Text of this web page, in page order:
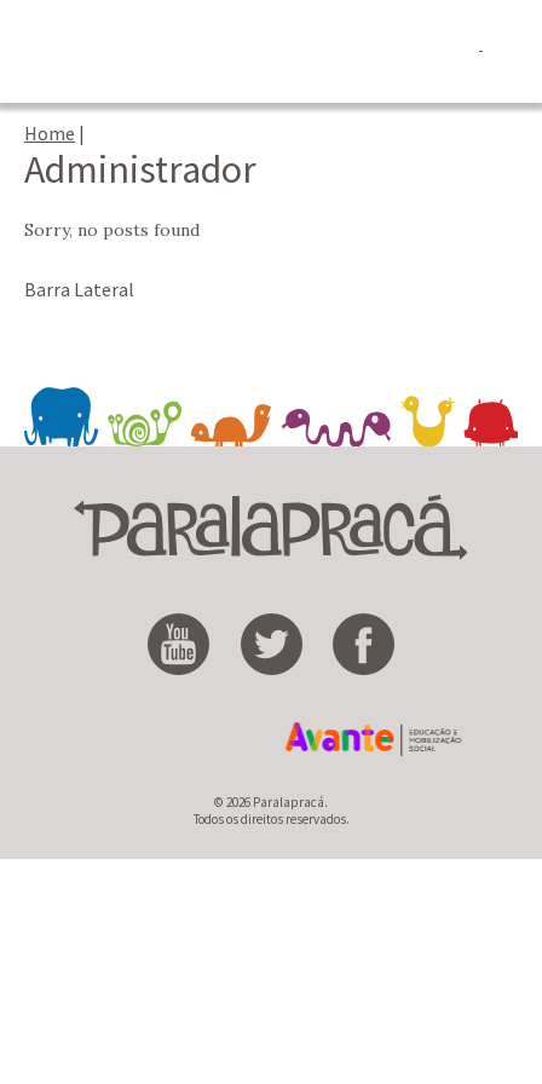
Home |
Administrador
Sorry, no posts found
Barra Lateral
© 2026 Paralapracá.
Todos os direitos reservados.